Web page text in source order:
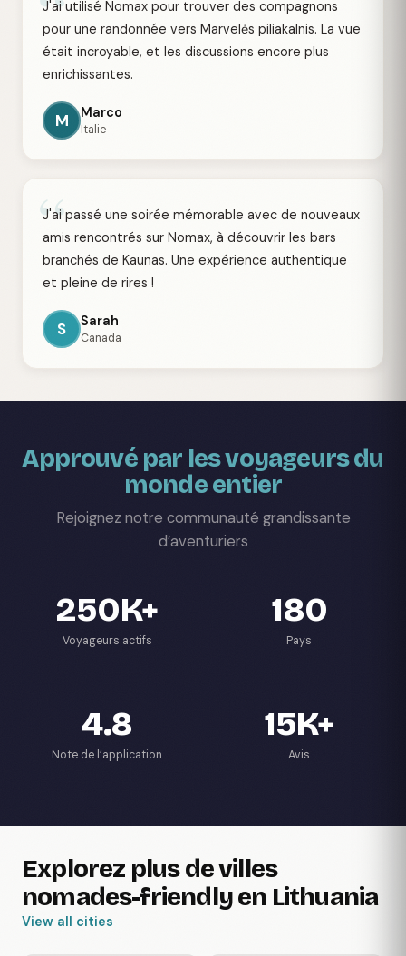
J'ai utilisé Nomax pour trouver des compagnons
pour une randonnée vers Marvelės piliakalnis. La vue
était incroyable, et les discussions encore plus
enrichissantes.
M Marco
Italie
“
J'ai passé une soirée mémorable avec de nouveaux
amis rencontrés sur Nomax, à découvrir les bars
branchés de Kaunas. Une expérience authentique
et pleine de rires !
S Sarah
Canada
Approuvé par les voyageurs du
monde entier
Rejoignez notre communauté grandissante
d’aventuriers
250K+
Voyageurs actifs
180
Pays
4.8
Note de l’application
15K+
Avis
Explorez plus de villes
nomades-friendly en Lithuania
View all cities